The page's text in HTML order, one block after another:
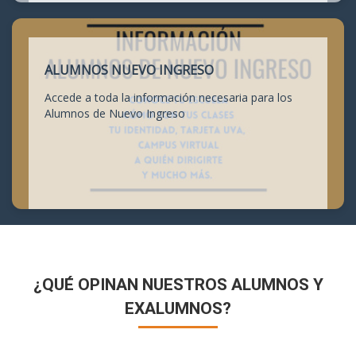
ALUMNOS NUEVO INGRESO
Accede a toda la información necesaria para los
Alumnos de Nuevo Ingreso
¿QUÉ OPINAN NUESTROS ALUMNOS Y
EXALUMNOS?